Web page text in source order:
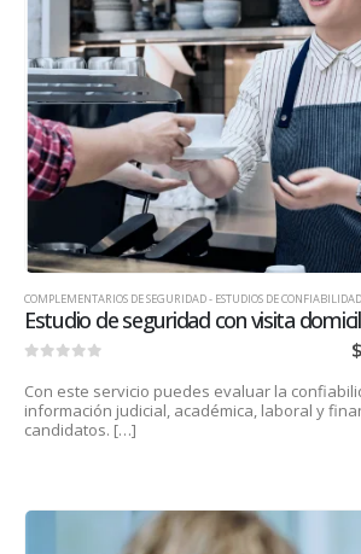
COMPLEMENTARIOS DE SEGURIDAD - ESTUDIOS DE CONFIABILIDAD
Estudio de seguridad con visita
Con este servicio puedes evaluar la
información judicial, académica, laboral y
candidatos. […]
$